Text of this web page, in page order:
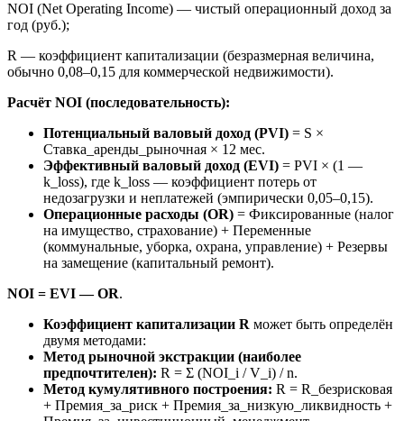
NOI (Net Operating Income) — чистый операционный доход за
год (руб.);
R — коэффициент капитализации (безразмерная величина,
обычно 0,08–0,15 для коммерческой недвижимости).
Расчёт NOI (последовательность):
Потенциальный валовый доход (PVI) = S ×
Ставка_аренды_рыночная × 12 мес.
Эффективный валовый доход (EVI) = PVI × (1 —
k_loss), где k_loss — коэффициент потерь от
недозагрузки и неплатежей (эмпирически 0,05–0,15).
Операционные расходы (OR) = Фиксированные (налог
на имущество, страхование) + Переменные
(коммунальные, уборка, охрана, управление) + Резервы
на замещение (капитальный ремонт).
NOI = EVI — OR.
Коэффициент капитализации R может быть определён
двумя методами:
Метод рыночной экстракции (наиболее
предпочтителен): R = Σ (NOI_i / V_i) / n.
Метод кумулятивного построения: R = R_безрисковая
+ Премия_за_риск + Премия_за_низкую_ликвидность +